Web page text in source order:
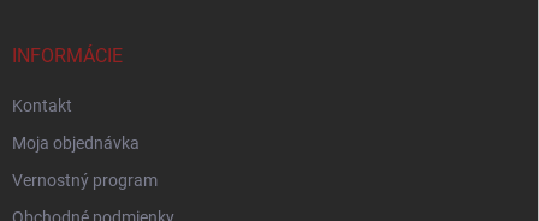
INFORMÁCIE
Kontakt
Moja objednávka
Vernostný program
Obchodné podmienky